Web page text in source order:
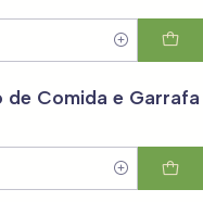
de Comida e Garrafa